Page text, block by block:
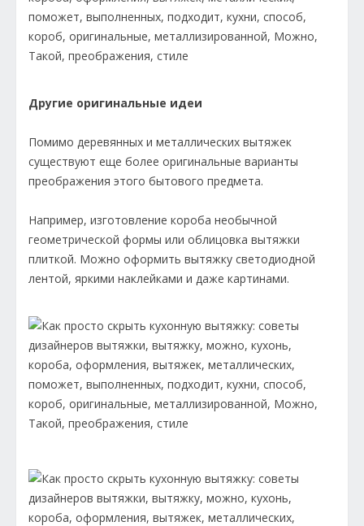
Другие оригинальные идеи
Помимо деревянных и металлических вытяжек
существуют еще более оригинальные варианты
преображения этого бытового предмета.
Например, изготовление короба необычной
геометрической формы или облицовка вытяжки
плиткой. Можно оформить вытяжку светодиодной
лентой, яркими наклейками и даже картинами.